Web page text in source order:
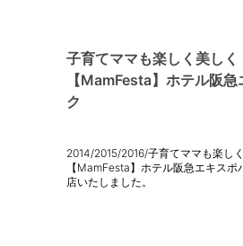
子育てママも楽しく美しく
【MamFesta】ホテル阪
ク
2014/2015/2016/子育てママも楽し
【MamFesta】ホテル阪急エキス
店いたしました。